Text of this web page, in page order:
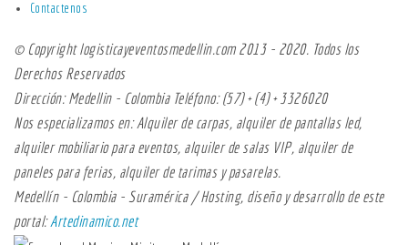
Contactenos
© Copyright logisticayeventosmedellin.com 2013 - 2020. Todos los
Derechos Reservados
Dirección: Medellin - Colombia Teléfono: (57) + (4) + 3326020
Nos especializamos en: Alquiler de carpas, alquiler de pantallas led,
alquiler mobiliario para eventos, alquiler de salas VIP, alquiler de
paneles para ferias, alquiler de tarimas y pasarelas.
Medellín - Colombia - Suramérica / Hosting, diseño y desarrollo de este
portal:Artedinamico.net